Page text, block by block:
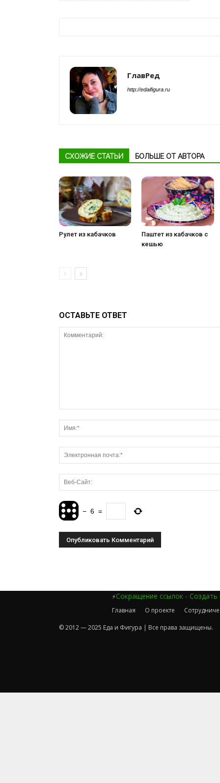
ГлавРед
http://edaifigura.ru
СХОЖИЕ СТАТЬИ БОЛЬШЕ ОТ АВТОРА
Рулет из кабачков
Паштет из кабачков с
кешью
ОСТАВЬТЕ ОТВЕТ
− 6 =
⚡Сокращение ссылок - Создать
Главная О проекте
© 2012 — 2025 Еда и Фигура | Все права защищены.